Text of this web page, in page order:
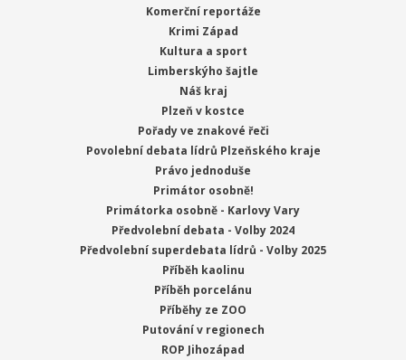
Komerční reportáže
Krimi Západ
Kultura a sport
Limberskýho šajtle
Náš kraj
Plzeň v kostce
Pořady ve znakové řeči
Povolební debata lídrů Plzeňského kraje
Právo jednoduše
Primátor osobně!
Primátorka osobně - Karlovy Vary
Předvolební debata - Volby 2024
Předvolební superdebata lídrů - Volby 2025
Příběh kaolinu
Příběh porcelánu
Příběhy ze ZOO
Putování v regionech
ROP Jihozápad